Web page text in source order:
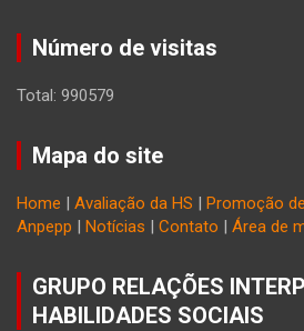
Número de visitas
Total: 990579
Mapa do site
Home Avaliação da HS Promoção
Anpepp
Notícias Contato Área de
GRUPO RELAÇÕES
HABILIDADES SOCIAIS